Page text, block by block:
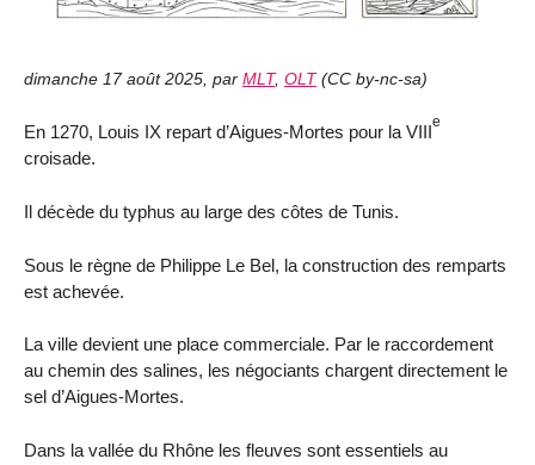
dimanche 17 août 2025, par MLT, OLT (CC by-nc-sa)
En 1270, Louis IX repart d’Aigues-Mortes pour la VIIIe
croisade.
Il décède du typhus au large des côtes de Tunis.
Sous le règne de Philippe Le Bel, la construction des remparts
est achevée.
La ville devient une place commerciale. Par le raccordement
au chemin des salines, les négociants chargent directement le
sel d’Aigues-Mortes.
Dans la vallée du Rhône les fleuves sont essentiels au